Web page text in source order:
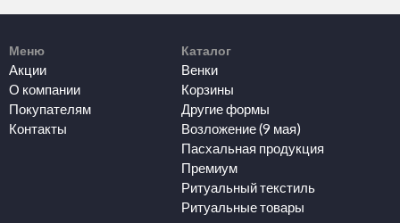
Меню
Акции
О компании
Покупателям
Контакты
Каталог
Венки
Корзины
Другие формы
Возложение (9 мая)
Пасхальная продукция
Премиум
Ритуальный текстиль
Ритуальные товары